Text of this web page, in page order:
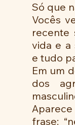
Só que
Vocês
recente
vida e a
e tudo
Em um
dos
frase: